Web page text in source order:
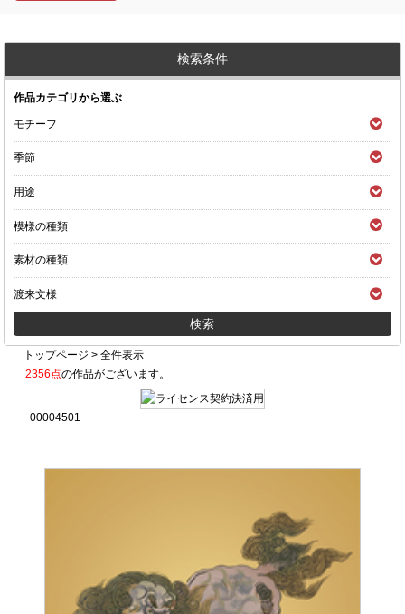
検索条件
作品カテゴリから選ぶ
モチーフ
季節
用途
模様の種類
素材の種類
渡来文様
トップページ >全件表示
2356点の作品がございます。
00004501